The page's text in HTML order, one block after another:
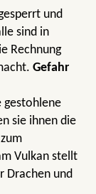
und
sind in
Rechnung
Gefahr
gestohlene
sie ihnen die
Vulkan stellt
Drachen und